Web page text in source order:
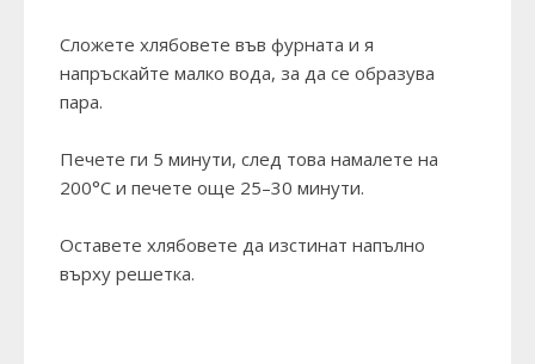
Сложете хлябовете във фурната и я
напръскайте малко вода, за да се образува
пара.
Печете ги 5 минути, след това намалете на
200°C и печете още 25–30 минути.
Оставете хлябовете да изстинат напълно
върху решетка.